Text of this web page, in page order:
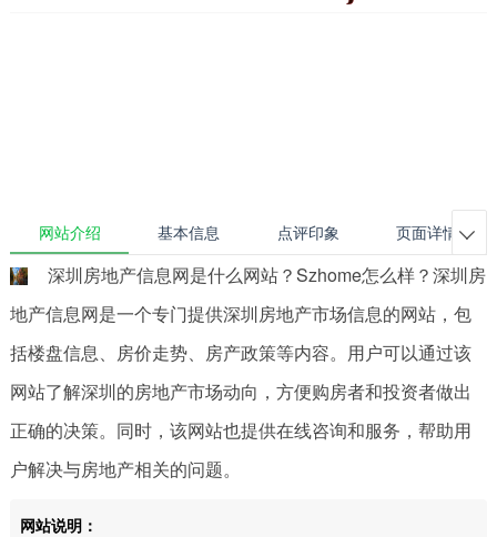
网站介绍 基本信息 点评印象 页面详情 
深圳房地产信息网是什么网站？Szhome怎么样？深圳房
地产信息网是一个专门提供深圳房地产市场信息的网站，包
括楼盘信息、房价走势、房产政策等内容。用户可以通过该
网站了解深圳的房地产市场动向，方便购房者和投资者做出
正确的决策。同时，该网站也提供在线咨询和服务，帮助用
户解决与房地产相关的问题。
网站说明：